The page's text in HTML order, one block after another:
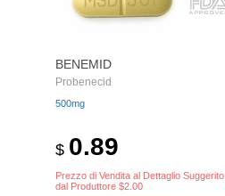
BENEMID
Probenecid
500mg
$ 0.89
Prezzo di Vendita al Dettaglio Suggerito
dal Produttore $2.00